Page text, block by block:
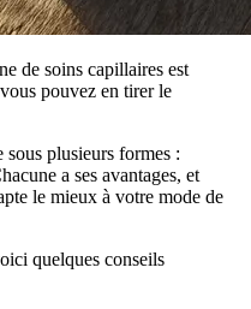
de soins capillaires est
pouvez en tirer le
sous plusieurs formes :
a ses avantages, et
le mieux à votre mode de
quelques conseils